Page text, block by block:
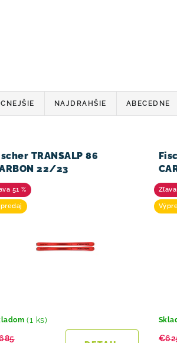
NAJDRAHŠIE ABECEDNE
TRANSALP 86
22/23
51 %
(1 ks)